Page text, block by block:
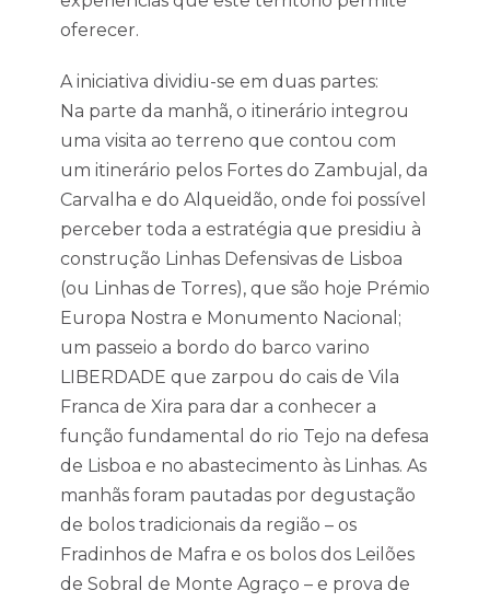
oferecer.
A iniciativa dividiu-se em duas partes:
Na parte da manhã, o itinerário integrou
uma visita ao terreno que contou com
um itinerário pelos Fortes do Zambujal, da
Carvalha e do Alqueidão, onde foi possível
perceber toda a estratégia que presidiu à
construção Linhas Defensivas de Lisboa
(ou Linhas de Torres), que são hoje Prémio
Europa Nostra e Monumento Nacional;
um passeio a bordo do barco varino
LIBERDADE que zarpou do cais de Vila
Franca de Xira para dar a conhecer a
função fundamental do rio Tejo na defesa
de Lisboa e no abastecimento às Linhas. As
manhãs foram pautadas por degustação
de bolos tradicionais da região – os
Fradinhos de Mafra e os bolos dos Leilões
de Sobral de Monte Agraço – e prova de